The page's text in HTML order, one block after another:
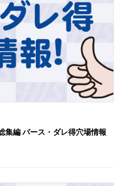
集編 パース・ダレ得穴場情報